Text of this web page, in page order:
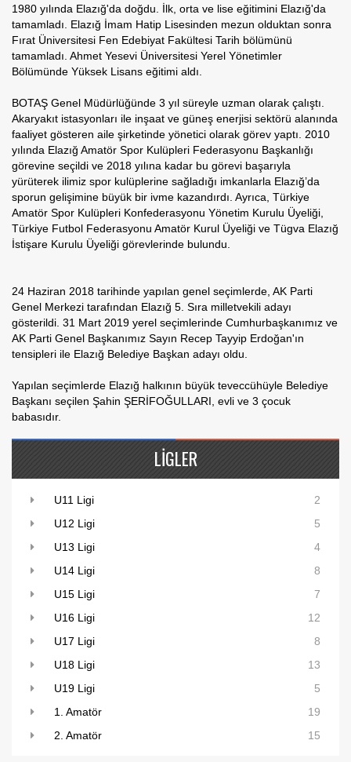
1980 yılında Elazığ'da doğdu. İlk, orta ve lise eğitimini Elazığ'da
tamamladı. Elazığ İmam Hatip Lisesinden mezun olduktan sonra
Fırat Üniversitesi Fen Edebiyat Fakültesi Tarih bölümünü
tamamladı. Ahmet Yesevi Üniversitesi Yerel Yönetimler
Bölümünde Yüksek Lisans eğitimi aldı.
BOTAŞ Genel Müdürlüğünde 3 yıl süreyle uzman olarak çalıştı.
Akaryakıt istasyonları ile inşaat ve güneş enerjisi sektörü alanında
faaliyet gösteren aile şirketinde yönetici olarak görev yaptı. 2010
yılında Elazığ Amatör Spor Kulüpleri Federasyonu Başkanlığı
görevine seçildi ve 2018 yılına kadar bu görevi başarıyla
yürüterek ilimiz spor kulüplerine sağladığı imkanlarla Elazığ’da
sporun gelişimine büyük bir ivme kazandırdı. Ayrıca, Türkiye
Amatör Spor Kulüpleri Konfederasyonu Yönetim Kurulu Üyeliği,
Türkiye Futbol Federasyonu Amatör Kurul Üyeliği ve Tügva Elazığ
İstişare Kurulu Üyeliği görevlerinde bulundu.
24 Haziran 2018 tarihinde yapılan genel seçimlerde, AK Parti
Genel Merkezi tarafından Elazığ 5. Sıra milletvekili adayı
gösterildi. 31 Mart 2019 yerel seçimlerinde Cumhurbaşkanımız ve
AK Parti Genel Başkanımız Sayın Recep Tayyip Erdoğan'ın
tensipleri ile Elazığ Belediye Başkan adayı oldu.
Yapılan seçimlerde Elazığ halkının büyük teveccühüyle Belediye
Başkanı seçilen Şahin ŞERİFOĞULLARI, evli ve 3 çocuk
babasıdır.
LIGLER
U11 Ligi
2
U12 Ligi
5
U13 Ligi
4
U14 Ligi
8
U15 Ligi
7
U16 Ligi
12
U17 Ligi
8
U18 Ligi
13
U19 Ligi
5
1. Amatör
19
2. Amatör
15